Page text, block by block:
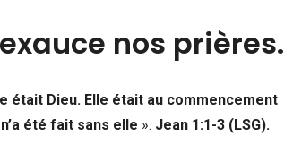
nos prières.
était Dieu. Elle était au commencement
été fait sans elle ». Jean 1:1-3 (LSG).